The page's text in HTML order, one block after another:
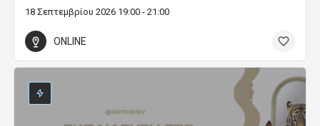
18 Σεπτεμβρίου 2026 19:00 - 21:00
ONLINE